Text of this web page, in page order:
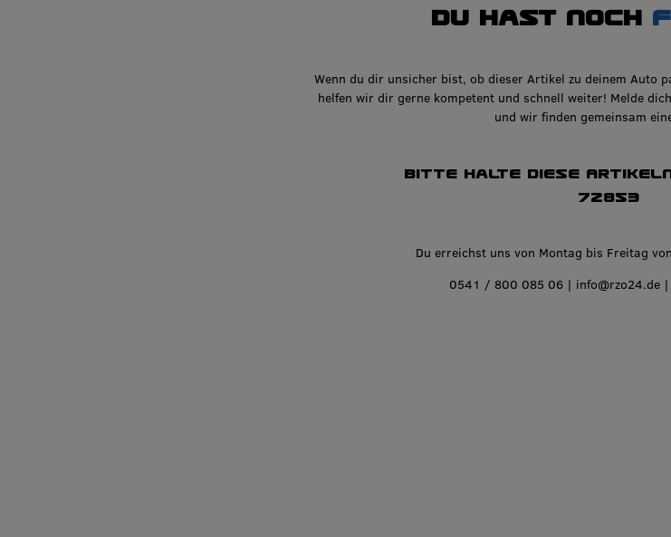
Du hast noch
Wenn du dir unsicher bist, ob dieser Artikel zu deinem Auto
helfen wir dir gerne kompetent und schnell weiter! Melde
und wir finden gemeinsam
Bitte halte diese
72853
Du erreichst uns von Montag bis Freitag
0541 / 800 085 06| info@rzo24.de|